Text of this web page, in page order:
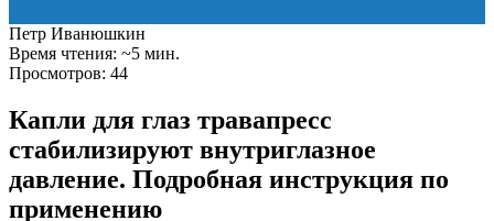
Петр Иванюшкин
Время чтения: ~5 мин.
Просмотров: 44
Капли для глаз травапресс
стабилизируют внутриглазное
давление. Подробная инструкция по
применению